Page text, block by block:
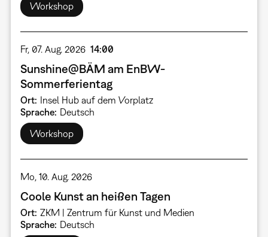
Workshop
Fr, 07. Aug. 2026 14:00
Sunshine@BÄM am EnBW-
Sommerferientag
Ort
Insel Hub auf dem Vorplatz
Sprache
Deutsch
Workshop
Mo, 10. Aug. 2026
Coole Kunst an heißen Tagen
Ort ZKM | Zentrum für Kunst und Medien
Sprache Deutsch